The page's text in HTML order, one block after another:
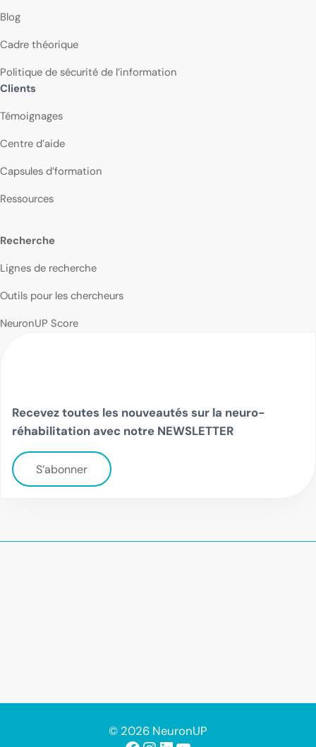
Blog
Cadre théorique
Politique de sécurité de l’information
Clients
Témoignages
Centre d’aide
Capsules d’formation
Ressources
Recherche
Lignes de recherche
Outils pour les chercheurs
NeuronUP Score
Recevez toutes les nouveautés sur la neuro-
réhabilitation avec notre NEWSLETTER
S’abonner
© 2026 NeuronUP